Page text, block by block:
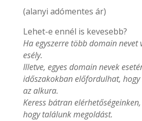
(alanyi adómentes ár)
Lehet-e ennél is kevesebb?
Ha egyszerre több domain nevet
esély.
Illetve, egyes domain nevek
időszakokban előfordulhat,
az alkura.
Keress bátran
hogy találunk megoldást.